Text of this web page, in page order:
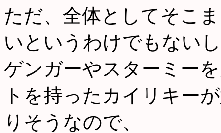
ただ、全体としてそこ
いというわけでもない
ゲンガーやスターミー
トを持ったカイリキー
りそうなので、